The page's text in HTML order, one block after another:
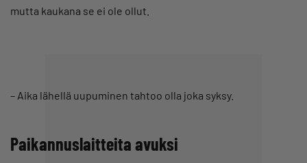
mutta kaukana se ei ole ollut.
– Aika lähellä uupuminen tahtoo olla joka syksy.
Paikannuslaitteita avuksi